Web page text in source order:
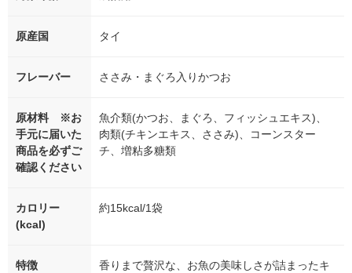
原産国 タイ
フレーバー ささみ・まぐろ入りかつお
原材料 ※お
手元に届いた
商品を必ずご
確認ください
魚介類(かつお、まぐろ、フィッシュエキス)、
肉類(チキンエキス、ささみ)、コーンスター
チ、増粘多糖類
カロリー
(kcal)
約15kcal/1袋
特徴
香りまで贅沢な、お魚の美味しさが詰まったキ